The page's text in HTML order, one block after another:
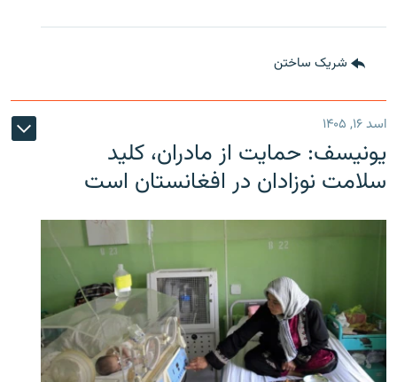
شریک ساختن
اسد ۱۶, ۱۴۰۵
یونیسف: حمایت از مادران، کلید
سلامت نوزادان در افغانستان است